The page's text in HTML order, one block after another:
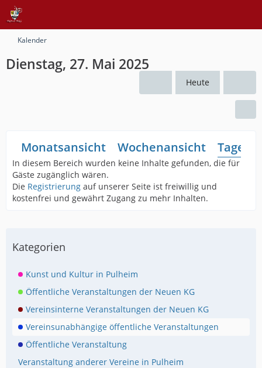
Kalender
Dienstag, 27. Mai 2025
Heute
Monatsansicht Wochenansicht
In diesem Bereich wurden keine Inhalte gefunden, die für
Gäste zugänglich wären.
Die Registrierung auf unserer Seite ist freiwillig und
kostenfrei und gewährt Zugang zu mehr Inhalten.
Kategorien
Kunst und Kultur in Pulheim
Öffentliche Veranstaltungen der Neuen KG
Vereinsinterne Veranstaltungen der Neuen KG
Vereinsunabhängige öffentliche Veranstaltungen
Öffentliche Veranstaltung
Veranstaltung anderer Vereine in Pulheim